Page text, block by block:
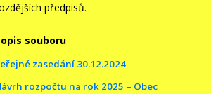
předpisů.
souboru
zasedání 30.12.2024
rozpočtu na rok 2025 – Obec